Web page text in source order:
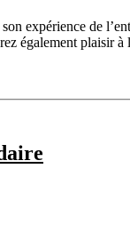
expérience de
également plaisir